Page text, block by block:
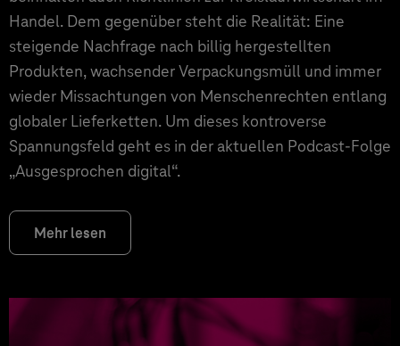
Handel. Dem gegenüber steht die Realität: Eine
steigende Nachfrage nach billig hergestellten
Produkten, wachsender Verpackungsmüll und immer
wieder Missachtungen von Menschenrechten entlang
globaler Lieferketten. Um dieses kontroverse
Spannungsfeld geht es in der aktuellen Podcast-Folge
„Ausgesprochen digital“.
Mehr lesen